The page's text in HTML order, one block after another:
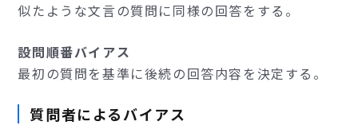
似たような文言の質問に同様の回答をする。
設問順番バイアス
最初の質問を基準に後続の回答内容を決定する。
質問者によるバイアス